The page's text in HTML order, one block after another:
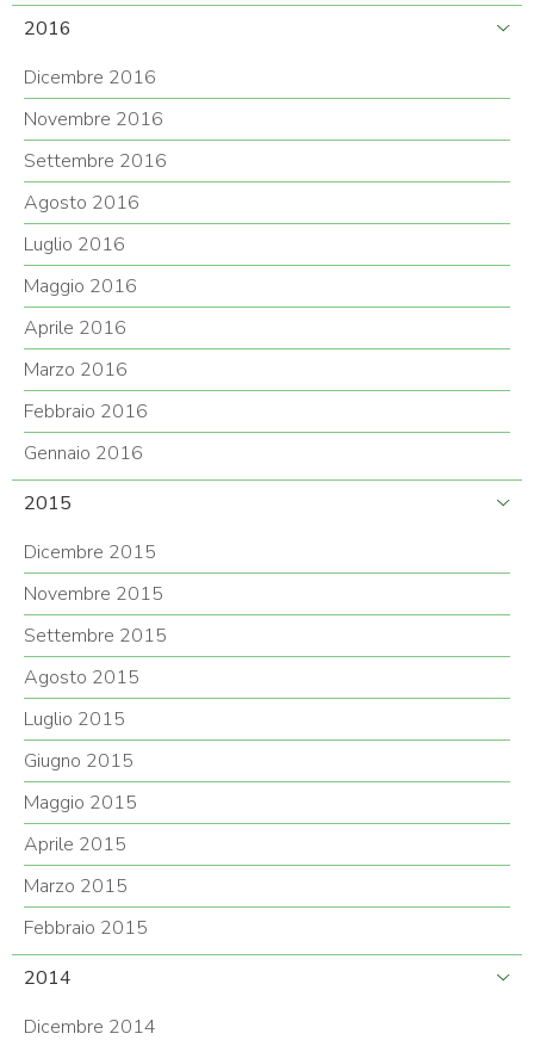
2016
Dicembre 2016
Novembre 2016
Settembre 2016
Agosto 2016
Luglio 2016
Maggio 2016
Aprile 2016
Marzo 2016
Febbraio 2016
Gennaio 2016
2015
Dicembre 2015
Novembre 2015
Settembre 2015
Agosto 2015
Luglio 2015
Giugno 2015
Maggio 2015
Aprile 2015
Marzo 2015
Febbraio 2015
2014
Dicembre 2014